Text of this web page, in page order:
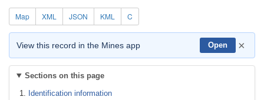
Map XML JSON KML C
View this record in the Mines app Open ×
Sections on this page
Identification information